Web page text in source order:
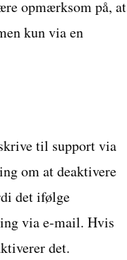
opmærksom på, at
kun via en
til support via
om at deaktivere
det ifølge
via e-mail. Hvis
det.